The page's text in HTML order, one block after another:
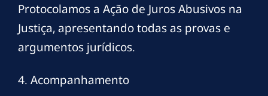
Protocolamos a Ação de Juros Abusivos na
Justiça, apresentando todas as provas e
argumentos jurídicos.
4. Acompanhamento